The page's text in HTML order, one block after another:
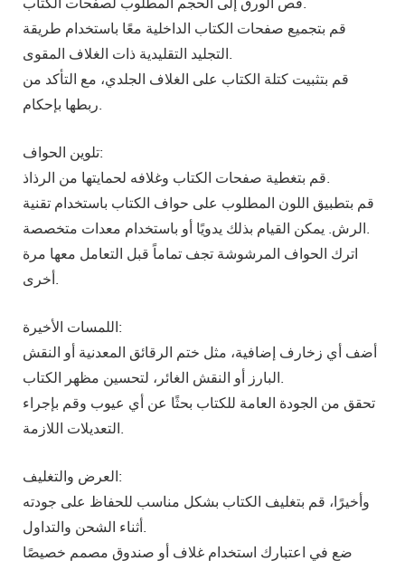
قم بتجميع صفحات الكتاب الداخلية معًا باستخدام طريقة
قم بتثبيت كتلة الكتاب على الغلاف الجلدي، مع التأكد من
تلوين الحواف:
قم بتطبيق اللون المطلوب على حواف الكتاب باستخدام تقنية
اترك الحواف المرشوشة تجف تماماً قبل التعامل معها مرة
اللمسات الأخيرة:
أضف أي زخارف إضافية، مثل ختم الرقائق المعدنية أو النقش
تحقق من الجودة العامة للكتاب بحثًا عن أي عيوب وقم بإجراء
العرض والتغليف:
وأخيرًا، قم بتغليف الكتاب بشكل مناسب للحفاظ على جودته
ضع في اعتبارك استخدام غلاف أو صندوق مصمم خصيصًا